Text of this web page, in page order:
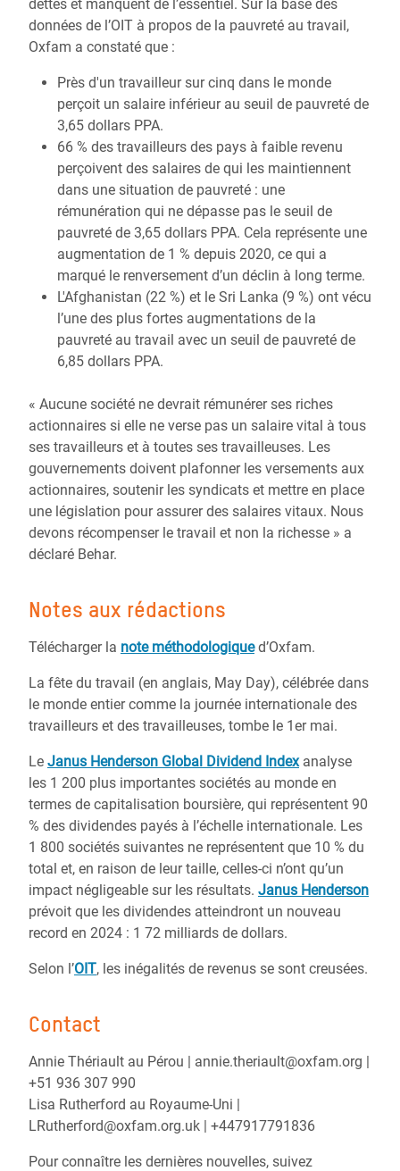
dettes et manquent de l’essentiel. Sur la base des
données de l’OIT à propos de la pauvreté au travail,
Oxfam a constaté que :
Près d'un travailleur sur cinq dans le monde
perçoit un salaire inférieur au seuil de pauvreté de
3,65 dollars PPA.
66 % des travailleurs des pays à faible revenu
perçoivent des salaires de qui les maintiennent
dans une situation de pauvreté : une
rémunération qui ne dépasse pas le seuil de
pauvreté de 3,65 dollars PPA. Cela représente une
augmentation de 1 % depuis 2020, ce qui a
marqué le renversement d’un déclin à long terme.
L'Afghanistan (22 %) et le Sri Lanka (9 %) ont vécu
l’une des plus fortes augmentations de la
pauvreté au travail avec un seuil de pauvreté de
6,85 dollars PPA.
« Aucune société ne devrait rémunérer ses riches
actionnaires si elle ne verse pas un salaire vital à tous
ses travailleurs et à toutes ses travailleuses. Les
gouvernements doivent plafonner les versements aux
actionnaires, soutenir les syndicats et mettre en place
une législation pour assurer des salaires vitaux. Nous
devons récompenser le travail et non la richesse » a
déclaré Behar.
Notes aux rédactions
Télécharger la note méthodologiqued’Oxfam.
La fête du travail (en anglais, May Day), célébrée dans
le monde entier comme la journée internationale des
travailleurs et des travailleuses, tombe le 1er mai.
Le Janus Henderson Global Dividend Indexanalyse
les 1 200 plus importantes sociétés au monde en
termes de capitalisation boursière, qui représentent 90
% des dividendes payés à l’échelle internationale. Les
1 800 sociétés suivantes ne représentent que 10 % du
total et, en raison de leur taille, celles-ci n’ont qu’un
impact négligeable sur les résultats. Janus Henderson
prévoit que les dividendes atteindront un nouveau
record en 2024 : 1 72 milliards de dollars.
Selon l’OIT, les inégalités de revenus se sont creusées.
Contact
Annie Thériault au Pérou | annie.theriault@oxfam.org |
+51 936 307 990
Lisa Rutherford au Royaume-Uni |
LRutherford@oxfam.org.uk | +447917791836
Pour connaître les dernières nouvelles, suivez